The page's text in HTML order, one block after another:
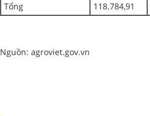
Tổng
118.784,91
Nguồn: agroviet.gov.vn